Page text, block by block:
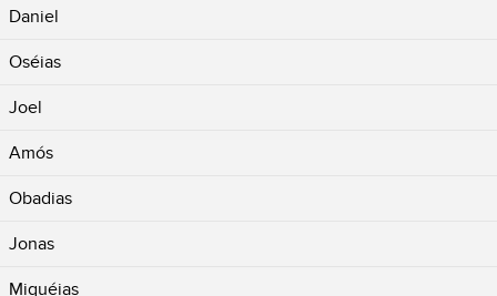
Daniel
Oséias
Joel
Amós
Obadias
Jonas
Miquéias